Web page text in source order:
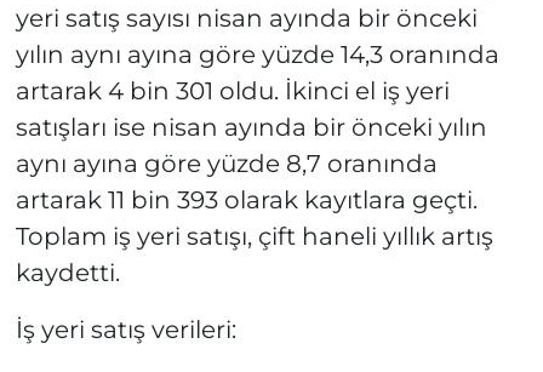
yeri satış sayısı nisan ayında bir önceki
yılın aynı ayına göre yüzde 14,3 oranında
artarak 4 bin 301 oldu. İkinci el iş yeri
satışları ise nisan ayında bir önceki yılın
aynı ayına göre yüzde 8,7 oranında
artarak 11 bin 393 olarak kayıtlara geçti.
Toplam iş yeri satışı, çift haneli yıllık artış
kaydetti.
İş yeri satış verileri: